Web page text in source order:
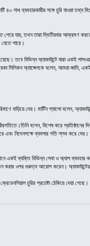
লাখ ব্যবহারকারীর সঙ্গে চুরি যাওয়া তথ্য
পেয়ে যায়, তখন তারা দ্বিতীয়বার আক্রমণ
পারে।
তবে বিভিন্ন অ্যাকাউন্টে যারা একই
সিলিকন অ্যাঙ্গেলকে বলেন, আমরা জানি,
বাড়িয়ে দেয়। মার্টিন গ্যালো বলেন,
বলেন, বিশেষ করে প্রতিষ্ঠানের
এবং নিদেনপক্ষে ব্যবসার গতি শ্লথ করে
একই ব্যক্তি বিভিন্ন সেবা ও অ্যাপ
করার ওপর গুরুত্ব আরোপ করেন।
চুরির প্রচেষ্টা ঠেকিয়ে দেয়া গেছে।